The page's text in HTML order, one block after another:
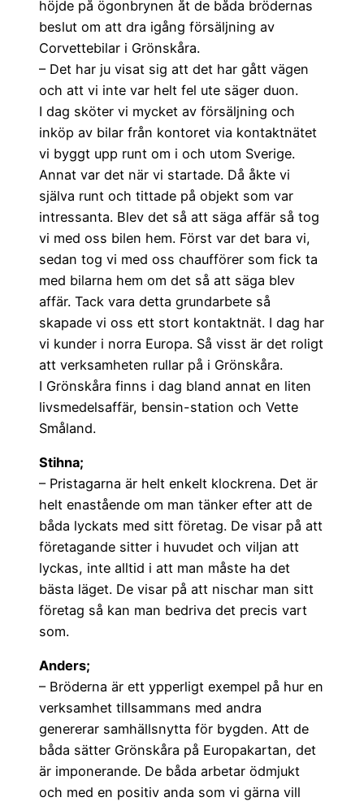
höjde på ögonbrynen åt de båda brödernas
beslut om att dra igång försäljning av
Corvettebilar i Grönskåra.
– Det har ju visat sig att det har gått vägen
och att vi inte var helt fel ute säger duon.
I dag sköter vi mycket av försäljning och
inköp av bilar från kontoret via kontaktnätet
vi byggt upp runt om i och utom Sverige.
Annat var det när vi startade. Då åkte vi
själva runt och tittade på objekt som var
intressanta. Blev det så att säga affär så tog
vi med oss bilen hem. Först var det bara vi,
sedan tog vi med oss chaufförer som fick ta
med bilarna hem om det så att säga blev
affär. Tack vara detta grundarbete så
skapade vi oss ett stort kontaktnät. I dag har
vi kunder i norra Europa. Så visst är det roligt
att verksamheten rullar på i Grönskåra.
I Grönskåra finns i dag bland annat en liten
livsmedelsaffär, bensin-station och Vette
Småland.
Stihna;
– Pristagarna är helt enkelt klockrena. Det är
helt enastående om man tänker efter att de
båda lyckats med sitt företag. De visar på att
företagande sitter i huvudet och viljan att
lyckas, inte alltid i att man måste ha det
bästa läget. De visar på att nischar man sitt
företag så kan man bedriva det precis vart
som.
Anders;
– Bröderna är ett ypperligt exempel på hur en
verksamhet tillsammans med andra
genererar samhällsnytta för bygden. Att de
båda sätter Grönskåra på Europakartan, det
är imponerande. De båda arbetar ödmjukt
och med en positiv anda som vi gärna vill